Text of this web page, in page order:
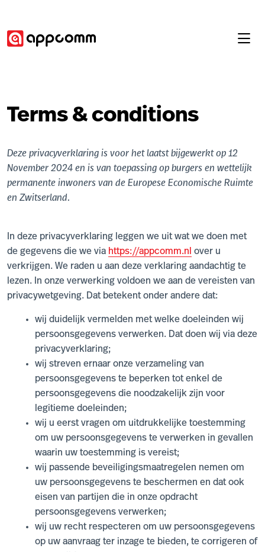
Terms & conditions
Deze privacyverklaring is voor het laatst bijgewerkt op 12
November 2024 en is van toepassing op burgers en wettelijk
permanente inwoners van de Europese Economische Ruimte
en Zwitserland.
In deze privacyverklaring leggen we uit wat we doen met
de gegevens die we via https://appcomm.nl over u
verkrijgen. We raden u aan deze verklaring aandachtig te
lezen. In onze verwerking voldoen we aan de vereisten van
privacywetgeving. Dat betekent onder andere dat:
wij duidelijk vermelden met welke doeleinden wij
persoonsgegevens verwerken. Dat doen wij via deze
privacyverklaring;
wij streven ernaar onze verzameling van
persoonsgegevens te beperken tot enkel de
persoonsgegevens die noodzakelijk zijn voor
legitieme doeleinden;
wij u eerst vragen om uitdrukkelijke toestemming
om uw persoonsgegevens te verwerken in gevallen
waarin uw toestemming is vereist;
wij passende beveiligingsmaatregelen nemen om
uw persoonsgegevens te beschermen en dat ook
eisen van partijen die in onze opdracht
persoonsgegevens verwerken;
wij uw recht respecteren om uw persoonsgegevens
op uw aanvraag ter inzage te bieden, te corrigeren of